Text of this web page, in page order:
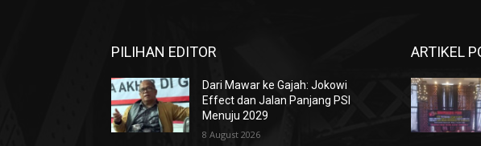
PILIHAN EDITOR
Dari Mawar ke Gajah: Jokowi
Effect dan Jalan Panjang PSI
Menuju 2029
8 August 2026
ARTIKEL